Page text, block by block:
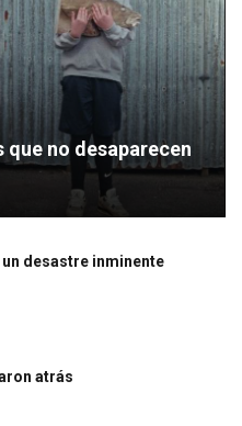
no desaparecen
un desastre inminente
atrás